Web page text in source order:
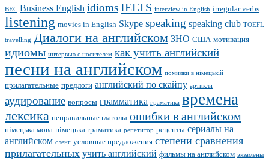
BEC Business English idiomsIELTS interview in English irregular verbs
listening movies in English Skype speaking speaking club TOEFL
travelling Диалоги на английском ЗНО США мотивация
идиомы интервью с носителем как учить английский
песни на английском помилки в німецькій
прилагательные предлоги английский по скайпу артикли
аудирование вопросы грамматика граматика времена
лексика неправильные глаголы ошибки в английском
німецька мова німецька граматика репетитор рецепты сериалы на
английском сленг условные предложения степени сравнения
прилагательных учить английский фильмы на английском экзамены